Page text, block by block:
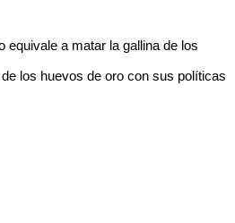
a matar la gallina de los
los huevos de oro con sus políticas